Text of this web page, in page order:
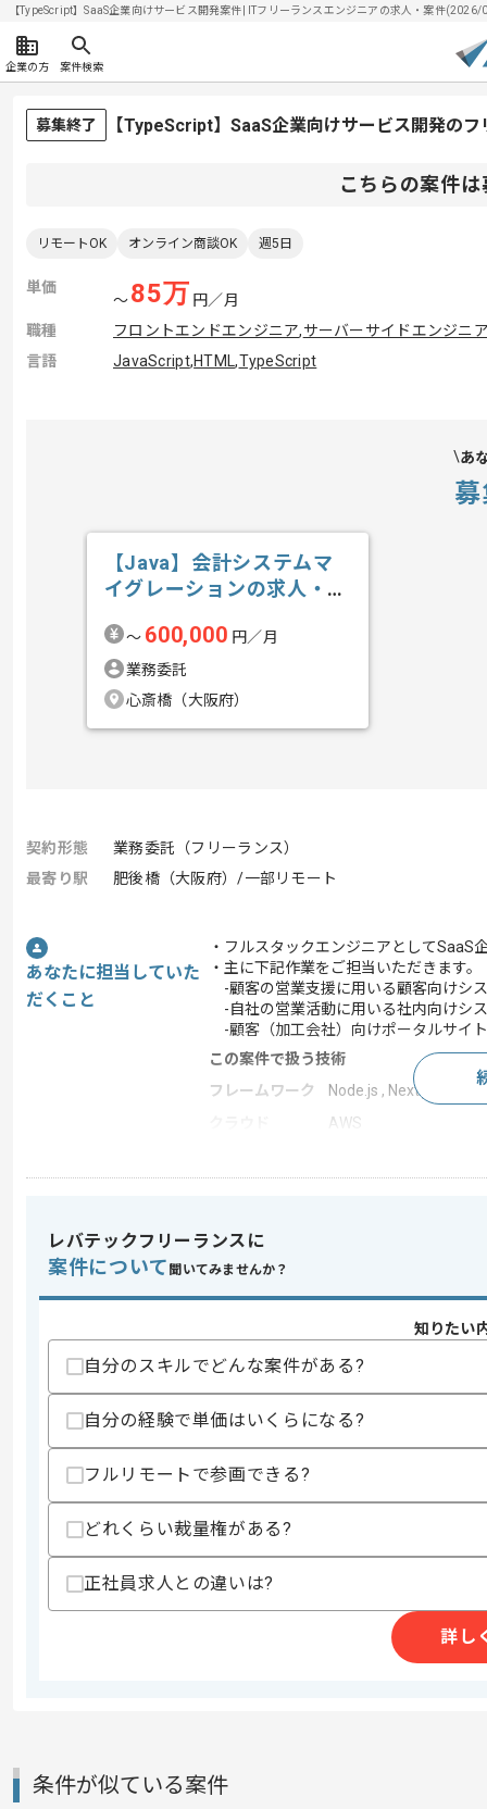
【TypeScript】SaaS企業向けサービス開発案件| ITフリーランスエンジニアの求人・案件
企業の方 案件検索
募集終了 【TypeScript】SaaS企業向けサービス開発の
こちらの案件
リモートOK オンライン商談OK 週5日
単価
〜85万 円／月
職種
フロントエンドエンジニア,サーバーサイドエンジニ
言語
JavaScript,HTML,TypeScript
あ
【Java】会計システムマ
イグレーションの求人・案
〜 600,000 円／月
業務委託
心斎橋（大阪府）
契約形態
業務委託（フリーランス）
最寄り駅
肥後橋（大阪府）/一部リモート
あなたに担当していた
だくこと
・フルスタックエンジニアとしてSaaS
・主に下記作業をご担当いただきます。
-顧客の営業支援に用いる顧客向けシ
-自社の営業活動に用いる社内向けシ
-顧客（加工会社）向けポータルサイ
この案件で扱う技術
フレームワーク
Node.js , Next.js
AWS
求めるスキル
-ReactまたはNext.jsを用いた開発経験
-Nest.jsを用いたAPI実装（REST 、
-GraphQLサーバー実装経験
・バックエンド開発経験
歓迎スキル
・Node.js、Vue.jsを用いた開発経験
・AWS,、GCP、 Azure などのクラウ
スキルに不安がある方へ
上記に似た経験やスキルをお持ちであれば申
支払いサイト
レバテックフリーランスに
案件について 聞いてみませんか？
知りたい
自分のスキルでどんな案件がある?
自分の経験で単価はいくらになる?
フルリモートで参画できる?
どれくらい裁量権がある?
正社員求人との違いは?
詳し
条件が似ている案件